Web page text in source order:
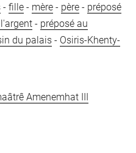
-fille - mère - père - préposé
- préposé au
du palais - Osiris-Khenty-
Amenemhat III